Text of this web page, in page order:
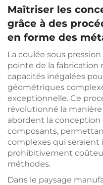
Maîtriser les
grâce à des
en forme des
La coulée sous
pointe de la fabrication
capacités inégalées
géométriques
exceptionnelle. Ce
révolutionné la
abordent la
composants,
complexes qui seraient
prohibitivement
méthodes.
Dans le paysage